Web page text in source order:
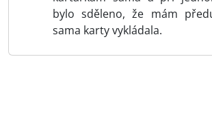
bylo sděleno, že mám
sama karty vykládala.